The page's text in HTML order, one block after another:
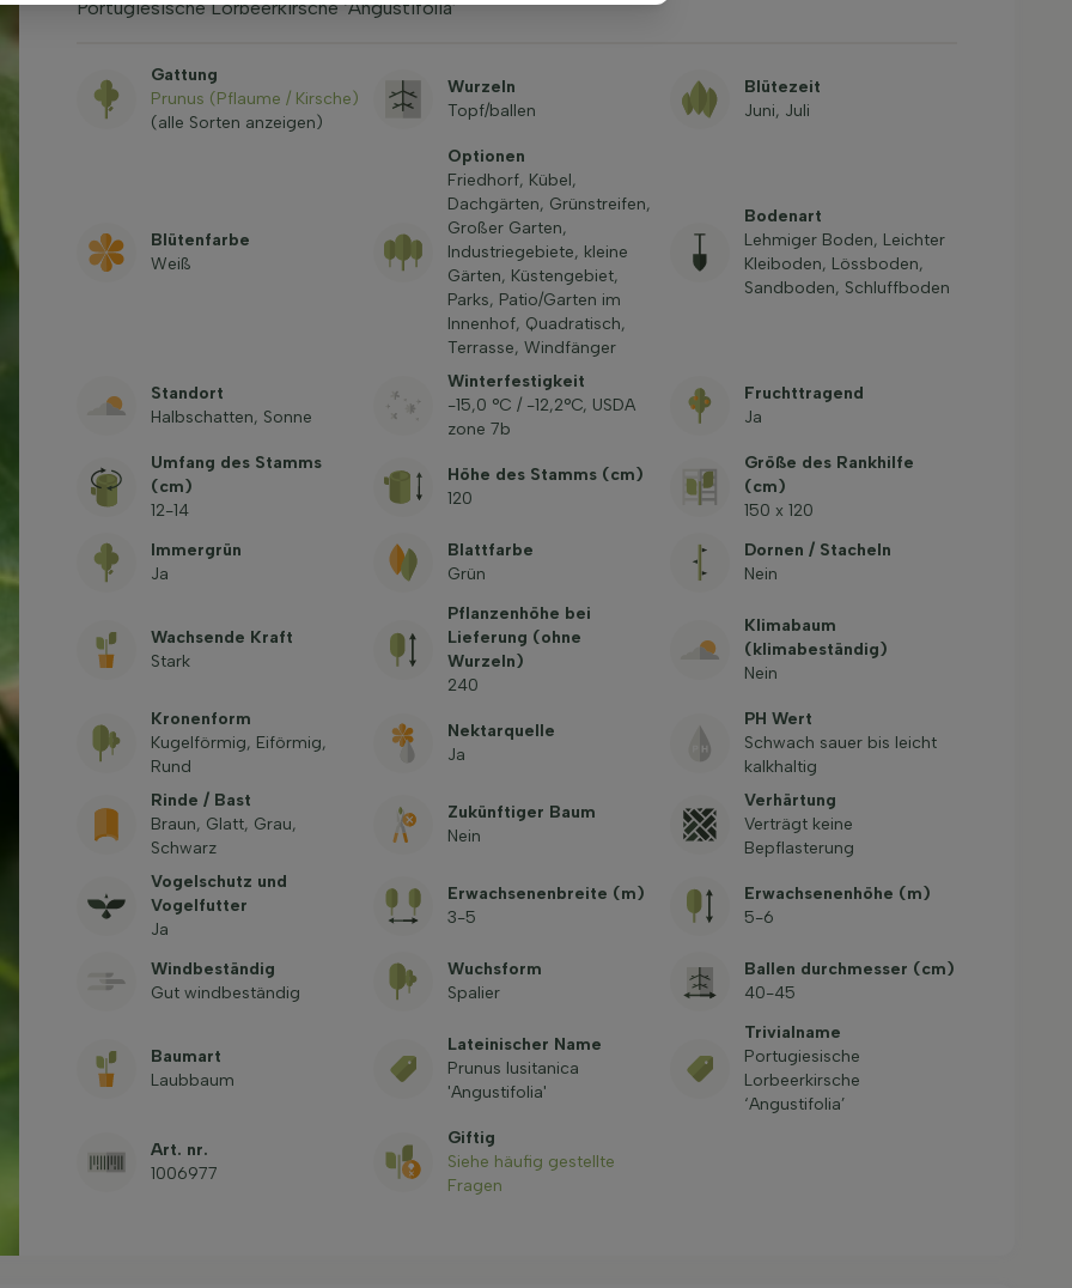
Portugiesische Lorbeerkirsche ‘Angustifolia’
Gattung
Prunus (Pflaume / Kirsche)
(alle Sorten anzeigen)
Wurzeln
Topf/ballen
Blütezeit
Juni, Juli
Blütenfarbe
Weiß
Optionen
Friedhorf, Kübel,
Dachgärten, Grünstreifen,
Großer Garten,
Industriegebiete, kleine
Gärten, Küstengebiet,
Parks, Patio/Garten im
Innenhof, Quadratisch,
Terrasse, Windfänger
Bodenart
Lehmiger Boden, Leichter
Kleiboden, Lössboden,
Sandboden, Schluffboden
Standort
Halbschatten, Sonne
Winterfestigkeit
-15,0 °C / -12,2°C, USDA
zone 7b
Fruchttragend
Ja
Umfang des Stamms
(cm)
12-14
Höhe des Stamms (cm)
120
Größe des Rankhilfe
(cm)
150 x 120
Immergrün
Ja
Blattfarbe
Grün
Dornen / Stacheln
Nein
Wachsende Kraft
Stark
Pflanzenhöhe bei
Lieferung (ohne
Wurzeln)
240
Klimabaum
(klimabeständig)
Nein
Kronenform
Kugelförmig, Eiförmig,
Rund
Nektarquelle
Ja
PH Wert
Schwach sauer bis leicht
kalkhaltig
Rinde / Bast
Braun, Glatt, Grau,
Schwarz
Zukünftiger Baum
Nein
Verhärtung
Verträgt keine
Bepflasterung
Vogelschutz und
Vogelfutter
Ja
Erwachsenenbreite (m)
3-5
Erwachsenenhöhe (m)
5-6
Windbeständig
Gut windbeständig
Wuchsform
Spalier
Ballen durchmesser (cm)
40-45
Baumart
Laubbaum
Lateinischer Name
Prunus lusitanica
'Angustifolia'
Trivialname
Portugiesische
Lorbeerkirsche
‘Angustifolia’
Art. nr.
1006977
Giftig
Siehe häufig gestellte
Fragen